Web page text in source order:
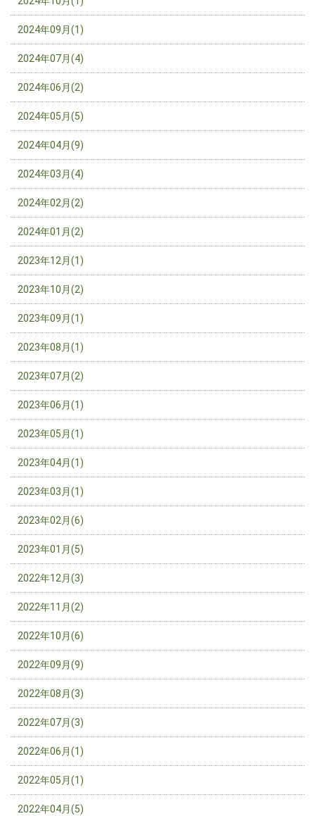
2024年09月(1)
2024年07月(4)
2024年06月(2)
2024年05月(5)
2024年04月(9)
2024年03月(4)
2024年02月(2)
2024年01月(2)
2023年12月(1)
2023年10月(2)
2023年09月(1)
2023年08月(1)
2023年07月(2)
2023年06月(1)
2023年05月(1)
2023年04月(1)
2023年03月(1)
2023年02月(6)
2023年01月(5)
2022年12月(3)
2022年11月(2)
2022年10月(6)
2022年09月(9)
2022年08月(3)
2022年07月(3)
2022年06月(1)
2022年05月(1)
2022年04月(5)